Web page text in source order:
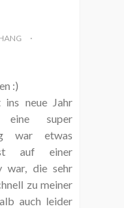
:)
neue Jahr
super
war etwas
auf einer
war, die sehr
zu meiner
auch leider